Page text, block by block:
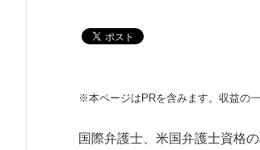
※本ページはPRを含みます。収益の
国際弁護士、米国弁護士資格